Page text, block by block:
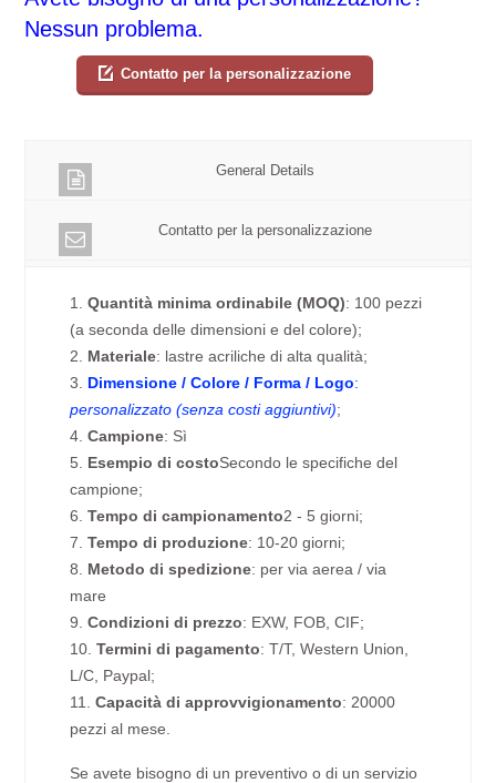
Nessun problema.
Contatto per la personalizzazione
General Details
Contatto per la personalizzazione
1.Quantità minima ordinabile (MOQ): 100 pezzi
(a seconda delle dimensioni e del colore);
2. Materiale: lastre acriliche di alta qualità;
3. Dimensione / Colore / Forma / Logo:
personalizzato (senza costi aggiuntivi);
4.Campione: Sì
5. Esempio di costoSecondo le specifiche del
campione;
6.Tempo di campionamento2 - 5 giorni;
7.Tempo di produzione: 10-20 giorni;
8. Metodo di spedizione: per via aerea / via
mare
9.Condizioni di prezzo: EXW, FOB, CIF;
10.Termini di pagamento: T/T, Western Union,
L/C, Paypal;
11.Capacità di approvvigionamento: 20000
pezzi al mese.
Se avete bisogno di un preventivo o di un servizio